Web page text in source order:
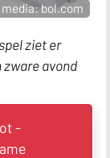
media: bol.com
ziet er
avond
-